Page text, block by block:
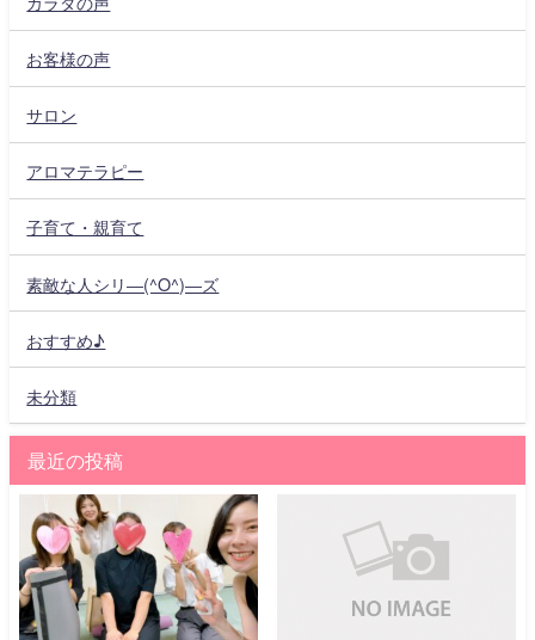
お客様の声
サロン
アロマテラピー
子育て・親育て
素敵な人シリ―(^O^)―ズ
おすすめ♪
未分類
最近の投稿